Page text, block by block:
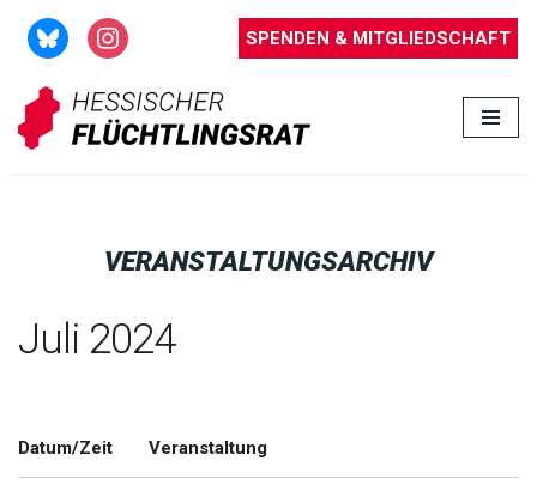
Zum
Inhalt
springen
SPENDEN & MITGLIEDSCHAFT
VERANSTALTUNGSARCHIV
Juli 2024
Datum/Zeit Veranstaltung